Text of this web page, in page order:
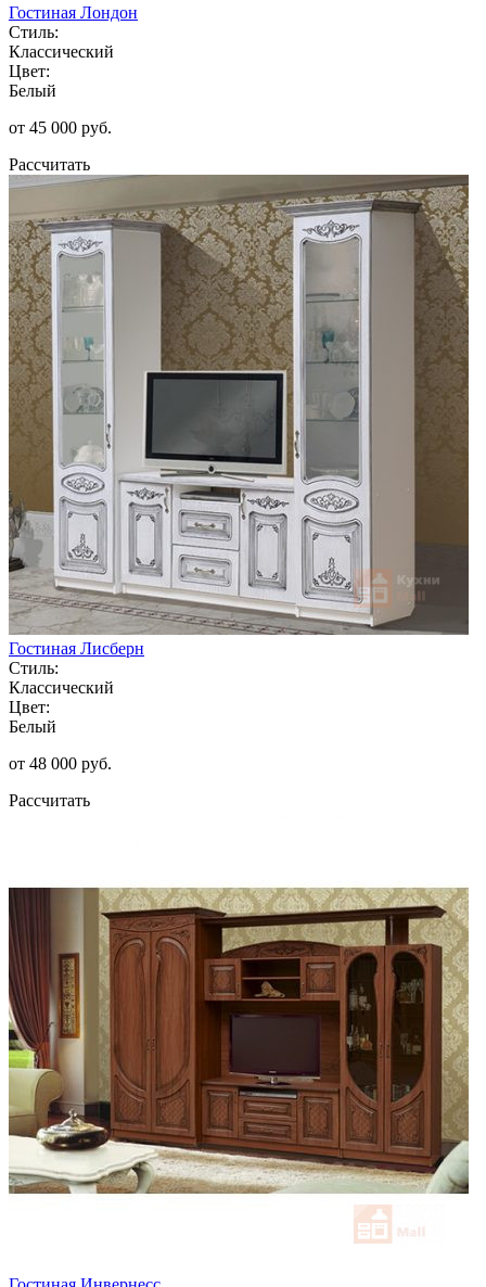
Гостиная Лондон
Стиль:
Классический
Цвет:
Белый
от 45 000 руб.
Рассчитать
Гостиная Лисберн
Стиль:
Классический
Цвет:
Белый
от 48 000 руб.
Рассчитать